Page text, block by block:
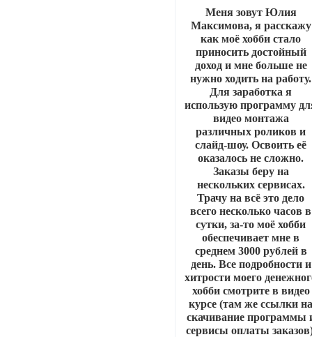
Меня зовут Юлия
Максимова, я расскажу
как моё хобби стало
приносить достойный
доход и мне больше не
нужно ходить на работу.
Для заработка я
использую программу
видео монтажа
различных роликов и
слайд-шоу. Освоить её
оказалось не сложно.
Заказы беру на
нескольких сервисах.
Трачу на всё это дело
всего несколько часов в
сутки, за-то моё хобби
обеспечивает мне в
среднем 3000 рублей в
день. Все подробности и
хитрости моего
хобби смотрите в видео
курсе (там же ссылки
скачивание программы
сервисы оплаты